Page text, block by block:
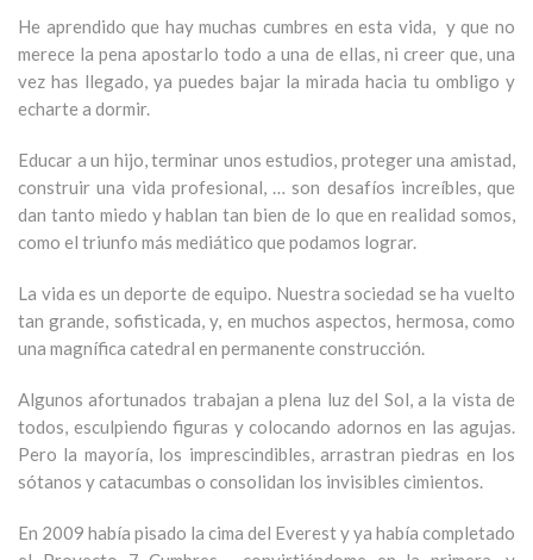
He aprendido que hay muchas cumbres en esta vida, y que no
merece la pena apostarlo todo a una de ellas, ni creer que, una
vez has llegado, ya puedes bajar la mirada hacia tu ombligo y
echarte a dormir.
Educar a un hijo, terminar unos estudios, proteger una amistad,
construir una vida profesional, … son desafíos increíbles, que
dan tanto miedo y hablan tan bien de lo que en realidad somos,
como el triunfo más mediático que podamos lograr.
La vida es un deporte de equipo. Nuestra sociedad se ha vuelto
tan grande, sofisticada, y, en muchos aspectos, hermosa, como
una magnífica catedral en permanente construcción.
Algunos afortunados trabajan a plena luz del Sol, a la vista de
todos, esculpiendo figuras y colocando adornos en las agujas.
Pero la mayoría, los imprescindibles, arrastran piedras en los
sótanos y catacumbas o consolidan los invisibles cimientos.
En 2009 había pisado la cima del Everest y ya había completado